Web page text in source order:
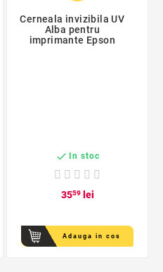
Cerneala invizibila UV
Alba pentru
imprimante Epson
 In stoc
3559lei
Adauga in cos